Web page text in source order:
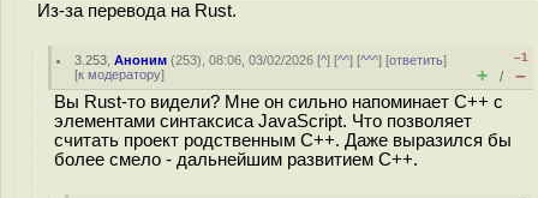
Из-за перевода на Rust.
3.253 ,Аноним (253), 08:06, 03/02/2026 [^] [^^] [^^^] [ответить]
[к модератору]
–1
+ / –
Вы Rust-то видели? Мне он сильно напоминает C++ с
элементами синтаксиса JavaScript. Что позволяет
считать проект родственным С++. Даже выразился бы
более смело - дальнейшим развитием C++.